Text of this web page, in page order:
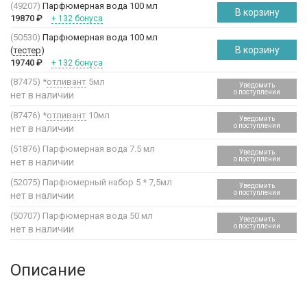
(49207) Парфюмерная вода 100 мл
19870 ₽ + 132 бонуса
В корзину
(50530) Парфюмерная вода 100 мл
(тестер)
19740 ₽ + 132 бонуса
В корзину
(87475) *отливант 5мл
нет в наличии
Уведомить
о поступлении
(87476) *отливант 10мл
нет в наличии
Уведомить
о поступлении
(51876) Парфюмерная вода 7.5 мл
нет в наличии
Уведомить
о поступлении
(52075) Парфюмерный набор 5 * 7,5мл
нет в наличии
Уведомить
о поступлении
(50707) Парфюмерная вода 50 мл
нет в наличии
Уведомить
о поступлении
Описание